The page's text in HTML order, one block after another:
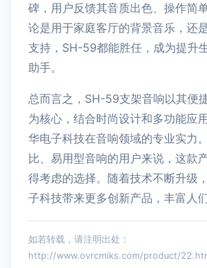
碑，用户反馈其音质出色、操作简
论是用于家庭客厅的背景音乐，还
支持，SH-59都能胜任，成为提升
助手。
总而言之，SH-59支架音响以其便
为核心，结合时尚设计和多功能应
华电子科技在音响领域的专业实力
比、易用型音响的用户来说，这款
得考虑的选择。随着技术不断升级
子科技带来更多创新产品，丰富人
如若转载，请注明出处：
http://www.ovrcmiks.com/product/